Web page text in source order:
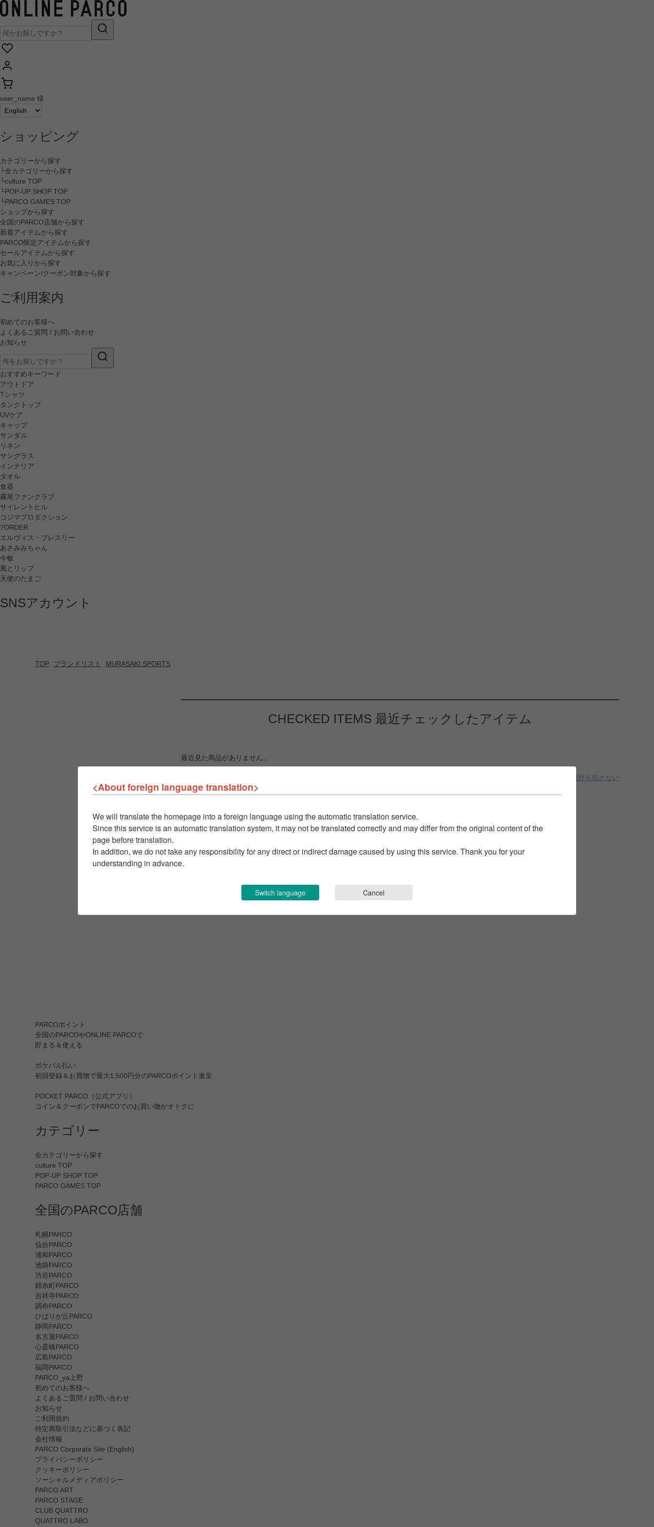
user_name 様
ショッピング
カテゴリーから探す
└全カテゴリーから探す
└culture TOP
└POP-UP SHOP TOP
└PARCO GAMES TOP
ショップから探す
全国のPARCO店舗から探す
新着アイテムから探す
PARCO限定アイテムから探す
セールアイテムから探す
お気に入りから探す
キャンペーン/クーポン対象から探す
ご利用案内
初めてのお客様へ
よくあるご質問 / お問い合わせ
お知らせ
おすすめキーワード
アウトドア
Tシャツ
タンクトップ
UVケア
キャップ
サンダル
リネン
サングラス
インテリア
タオル
食器
霧尾ファンクラブ
サイレントヒル
コジマプロダクション
7ORDER
エルヴィス・プレスリー
あさみみちゃん
今敏
風とリップ
天使のたまご
SNSアカウント
TOP ブランドリスト MURASAKI SPORTS
CHECKED ITEMS 最近チェックしたアイテム
最近見た商品がありません。
履歴を残さない
PARCOポイント
全国のPARCOやONLINE PARCOで
貯まる＆使える
ポケパル払い
初回登録＆お買物で最大1,500円分のPARCOポイント進呈
POCKET PARCO（公式アプリ）
コイン＆クーポンでPARCOでのお買い物がオトクに
カテゴリー
全カテゴリーから探す
culture TOP
POP-UP SHOP TOP
PARCO GAMES TOP
全国のPARCO店舗
札幌PARCO
仙台PARCO
浦和PARCO
池袋PARCO
渋谷PARCO
錦糸町PARCO
吉祥寺PARCO
調布PARCO
ひばりが丘PARCO
静岡PARCO
名古屋PARCO
心斎橋PARCO
広島PARCO
福岡PARCO
PARCO_ya上野
初めてのお客様へ
よくあるご質問 / お問い合わせ
お知らせ
ご利用規約
特定商取引法などに基づく表記
会社情報
PARCO Corporate Site (English)
プライバシーポリシー
クッキーポリシー
ソーシャルメディアポリシー
PARCO ART
PARCO STAGE
CLUB QUATTRO
QUATTRO LABO
<About foreign language translation>
We will translate the homepage into a foreign language using the automatic translation service.
Since this service is an automatic translation system, it may not be translated correctly and may differ from the original content of the
page before translation.
In addition, we do not take any responsibility for any direct or indirect damage caused by using this service. Thank you for your
understanding in advance.
Switch language Cancel